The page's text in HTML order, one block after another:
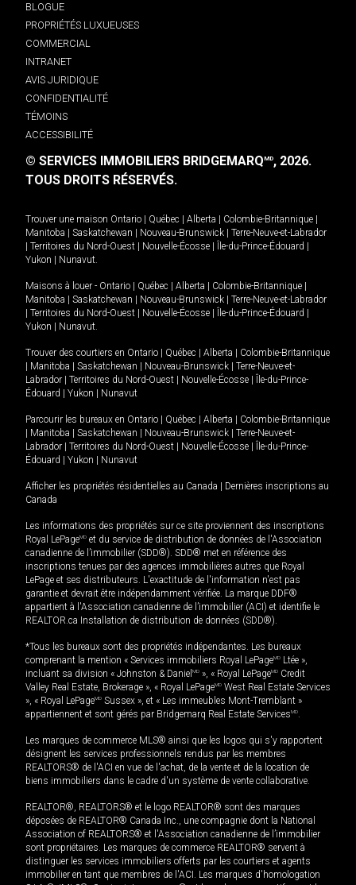
BLOGUE
PROPRIÉTÉS LUXUEUSES
COMMERCIAL
INTRANET
AVIS JURIDIQUE
CONFIDENTIALITÉ
TÉMOINS
ACCESSIBILITÉ
© SERVICES IMMOBILIERS BRIDGEMARQMD, 2026.
TOUS DROITS RÉSERVÉS.
Trouver une maison Ontario Québec Alberta Colombie-Britannique
Manitoba
Saskatchewan Nouveau-Brunswick
Terre-Neuve-et-Labrador
Territoires du Nord-Ouest Nouvelle-Écosse Île-du-Prince-Édouard
Yukon
Nunavut.
Maisons à louer - Ontario Québec Alberta Colombie-Britannique
Manitoba
Saskatchewan Nouveau-Brunswick
Terre-Neuve-et-Labrador
Territoires du Nord-Ouest Nouvelle-Écosse Île-du-Prince-Édouard
Yukon
Nunavut.
Trouver des courtiers en Ontario Québec Alberta
Colombie-Britannique
Manitoba Saskatchewan Nouveau-Brunswick
Terre-Neuve-et-
Labrador
Territoires du Nord-Ouest Nouvelle-Écosse
Île-du-Prince-
Édouard
Yukon Nunavut
Parcourir les bureaux en Ontario Québec Alberta
Colombie-Britannique
Manitoba Saskatchewan Nouveau-Brunswick
Terre-Neuve-et-
Labrador
Territoires du Nord-Ouest Nouvelle-Écosse
Île-du-Prince-
Édouard
Yukon Nunavut
Afficher les propriétés résidentielles au Canada
Dernières inscriptions au
Canada
Les informations des propriétés sur ce site proviennent des inscriptions
Royal LePageMD et du service de distribution de données de l'Association
canadienne de l’immobilier (SDD®). SDD® met en référence des
inscriptions tenues par des agences immobilières autres que Royal
LePage et ses distributeurs. L'exactitude de l'information n'est pas
garantie et devrait être indépendamment vérifiée. La marque DDF®
appartient à l'Association canadienne de l’immobilier (ACI) et identifie le
REALTOR.ca Installation de distribution de données (SDD®).
*Tous les bureaux sont des propriétés indépendantes. Les bureaux
comprenant la mention « Services immobiliers Royal LePageMD Ltée »,
incluant sa division « Johnston & Daniel MD », « Royal LePageMD Credit
Valley Real Estate, Brokerage », « Royal LePageMD West Real Estate Services
», « Royal LePageMD Sussex », et « Les immeubles Mont-Tremblant »
appartiennent et sont gérés par Bridgemarq Real Estate ServicesMD.
Les marques de commerce MLS® ainsi que les logos qui s'y rapportent
désignent les services professionnels rendus par les membres
REALTORS® de l'ACI en vue de l'achat, de la vente et de la location de
biens immobiliers dans le cadre d'un système de vente collaborative.
REALTOR®, REALTORS® et le logo REALTOR® sont des marques
déposées de REALTOR® Canada Inc., une compagnie dont la National
Association of REALTORS® et l'Association canadienne de l’immobilier
sont propriétaires. Les marques de commerce REALTOR® servent à
distinguer les services immobiliers offerts par les courtiers et agents
immobilier en tant que membres de l'ACI. Les marques d'homologation